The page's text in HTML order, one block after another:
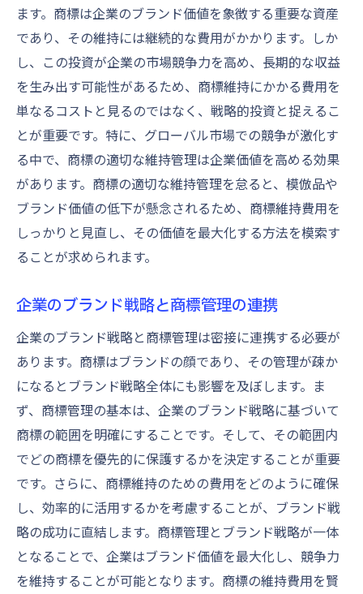
ます。商標は企業のブランド価値を象徴する重要な資産
であり、その維持には継続的な費用がかかります。しか
し、この投資が企業の市場競争力を高め、長期的な収益
を生み出す可能性があるため、商標維持にかかる費用を
単なるコストと見るのではなく、戦略的投資と捉えるこ
とが重要です。特に、グローバル市場での競争が激化す
る中で、商標の適切な維持管理は企業価値を高める効果
があります。商標の適切な維持管理を怠ると、模倣品や
ブランド価値の低下が懸念されるため、商標維持費用を
しっかりと見直し、その価値を最大化する方法を模索す
ることが求められます。
企業のブランド戦略と商標管理の連携
企業のブランド戦略と商標管理は密接に連携する必要が
あります。商標はブランドの顔であり、その管理が疎か
になるとブランド戦略全体にも影響を及ぼします。ま
ず、商標管理の基本は、企業のブランド戦略に基づいて
商標の範囲を明確にすることです。そして、その範囲内
でどの商標を優先的に保護するかを決定することが重要
です。さらに、商標維持のための費用をどのように確保
し、効率的に活用するかを考慮することが、ブランド戦
略の成功に直結します。商標管理とブランド戦略が一体
となることで、企業はブランド価値を最大化し、競争力
を維持することが可能となります。商標の維持費用を賢